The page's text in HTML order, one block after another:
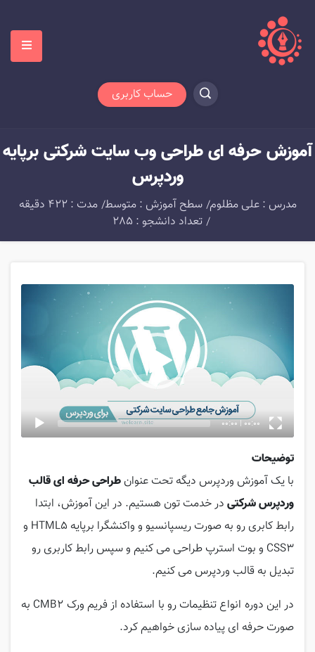
حساب کاربری
آموزش حرفه ای طراحی وب سایت شرکتی برپایه
وردپرس
مدرس : علی مظلوم سطح آموزش : متوسط مدت : 422 دقیقه
تعداد دانشجو : 285
00:00 | 00:00
توضیحات
با یک آموزش وردپرس دیگه تحت عنوان طراحی حرفه ای قالب
وردپرس شرکتی در خدمت تون هستیم. در این آموزش، ابتدا
رابط کابری رو به صورت ریسپانسیو و واکنشگرا برپایه HTML5 و
CSS3 و بوت استرپ طراحی می کنیم و سپس رابط کاربری رو
تبدیل به قالب وردپرس می کنیم.
در این دوره انواع تنظیمات رو با استفاده از فریم ورک CMB2 به
صورت حرفه ای پیاده سازی خواهیم کرد.